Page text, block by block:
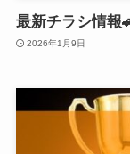
最新チラシ情報
2026年1月9日